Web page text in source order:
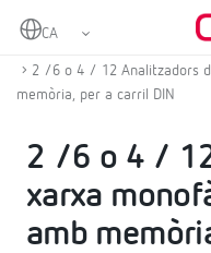
Home
2 /6 o 4 / 12 Analitzadors
memòria, per a carril DIN
2 /6 o 4 /
xarxa
amb